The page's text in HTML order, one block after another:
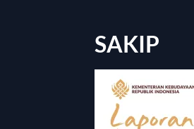
SAKIP